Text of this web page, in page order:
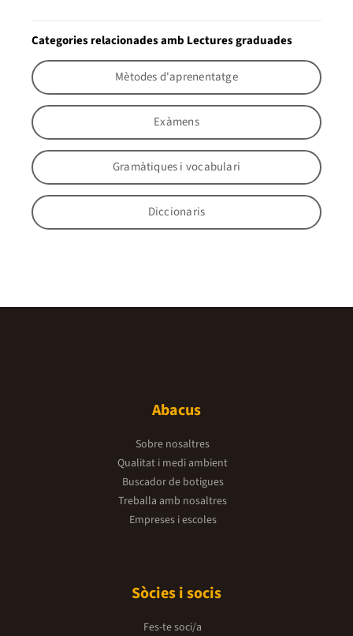
Categories relacionades amb Lectures graduades
Mètodes d'aprenentatge
Exàmens
Gramàtiques i vocabulari
Diccionaris
Abacus
Sobre nosaltres
Qualitat i medi ambient
Buscador de botigues
Treballa amb nosaltres
Empreses i escoles
Sòcies i socis
Fes-te soci/a